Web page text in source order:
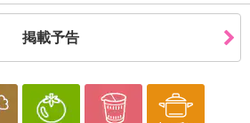
日本掲載予告